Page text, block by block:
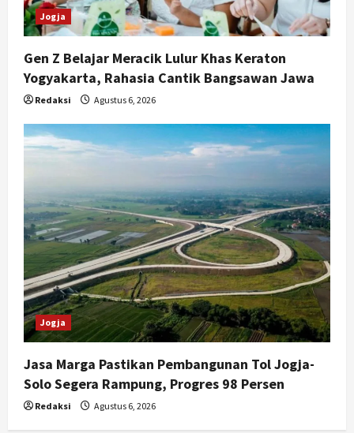
Jogja
Gen Z Belajar Meracik Lulur Khas Keraton
Yogyakarta, Rahasia Cantik Bangsawan Jawa
Redaksi Agustus 6, 2026
Jogja
Jasa Marga Pastikan Pembangunan Tol Jogja-
Solo Segera Rampung, Progres 98 Persen
Redaksi Agustus 6, 2026